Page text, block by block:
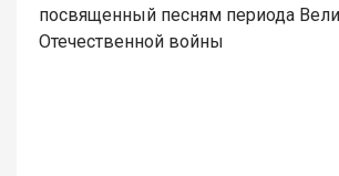
посвященный песням периода
Отечественной войны